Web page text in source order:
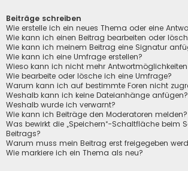
Beiträge schreiben
Wie erstelle ich ein neues Thema oder eine
Wie kann ich einen Beitrag bearbeiten oder
Wie kann ich meinem Beitrag eine Signatur
Wie kann ich eine Umfrage erstellen?
Wieso kann ich nicht mehr Antwortmöglichkeiten
Wie bearbeite oder lösche ich eine Umfrage?
Warum kann ich auf bestimmte Foren nicht
Weshalb kann ich keine Dateianhänge anfügen?
Weshalb wurde ich verwarnt?
Wie kann ich Beiträge den Moderatoren melden?
Was bewirkt die „Speichern“-Schaltfläche beim
Beitrags?
Warum muss mein Beitrag erst freigegeben
Wie markiere ich ein Thema als neu?